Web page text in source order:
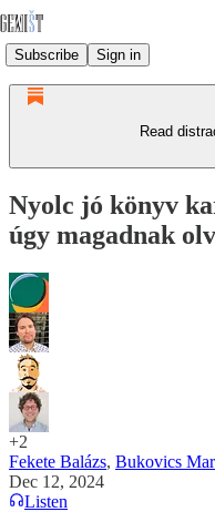
Subscribe Sign in
Read
Nyolc jó könyv
úgy magadnak
+2
Fekete Balázs, Bukovics
Dec 12, 2024
Listen